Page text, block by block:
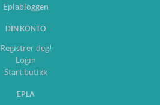
Eplabloggen
DIN KONTO
Registrer deg!
Login
Start butikk
EPLA